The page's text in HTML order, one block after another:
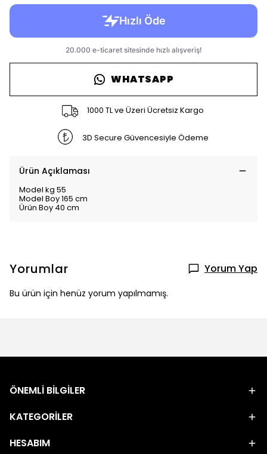
WHATSAPP
1000 TL ve Üzeri Ücretsiz Kargo
3D Secure Güvencesiyle Ödeme
Ürün Açıklaması
Model kg 55
Model Boy 165 cm
Ürün Boy 40 cm
Yorumlar Yorum Yap
Bu ürün için henüz yorum yapılmamış.
ÖNEMLİ BİLGİLER
KATEGORİLER
HESABIM